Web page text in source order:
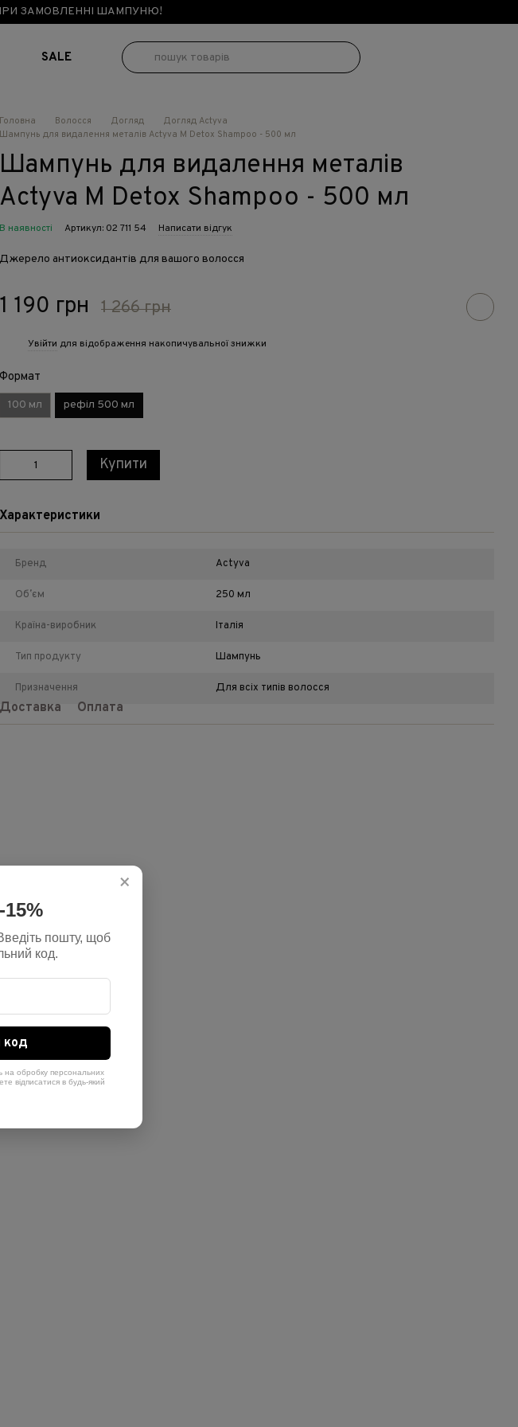
ЗАМОВЛЕННІ ШАМПУНЮ!
SALE
Головна Волосся Догляд
Догляд Actyva
Шампунь для видалення металів Actyva M Detox Shampoo - 500 мл
Шампунь для видалення металів
Actyva M Detox Shampoo - 500 мл
В наявності Артикул: 02 711 54 Написати відгук
Джерело антиоксидантів для вашого волосся
1 190 грн 1 266 грн
Увійти для відображення накопичувальної знижки
Формат
100 мл рефіл 500 мл
Купити
Характеристики
Бренд Actyva
Обʼєм 250 мл
Країна-виробник Італія
Тип продукту Шампунь
Призначення Для всіх типів волосся
Доставка Оплата
×
пошту, щоб
код.
код
на обробку персональних
відписатися в будь-який